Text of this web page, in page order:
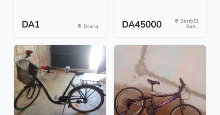
DA1 Draria DA45000 Bordj El
Bah...